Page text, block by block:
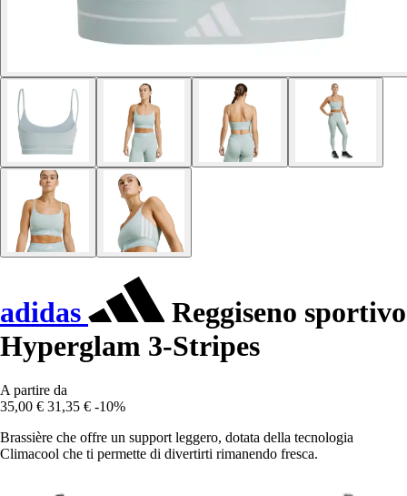
adidas
Reggiseno sportivo
Hyperglam 3-Stripes
A partire da
35,00 € 31,35 € -10%
Brassière che offre un support leggero, dotata della tecnologia
Climacool che ti permette di divertirti rimanendo fresca.